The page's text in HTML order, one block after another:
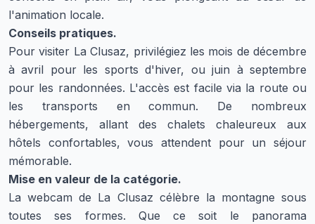
l'animation locale.
Conseils pratiques.
Pour visiter La Clusaz, privilégiez les mois de décembre
à avril pour les sports d'hiver, ou juin à septembre
pour les randonnées. L'accès est facile via la route ou
les transports en commun. De nombreux
hébergements, allant des chalets chaleureux aux
hôtels confortables, vous attendent pour un séjour
mémorable.
Mise en valeur de la catégorie.
La webcam de La Clusaz célèbre la montagne sous
toutes ses formes. Que ce soit le panorama